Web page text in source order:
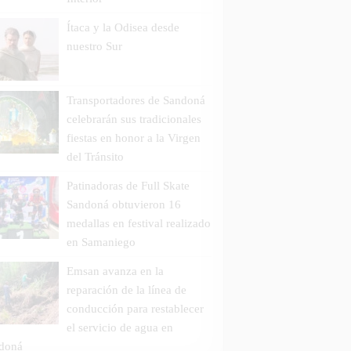
Ítaca y la Odisea desde
nuestro Sur
Transportadores de Sandoná
celebrarán sus tradicionales
fiestas en honor a la Virgen
del Tránsito
Patinadoras de Full Skate
Sandoná obtuvieron 16
medallas en festival realizado
en Samaniego
Emsan avanza en la
reparación de la línea de
conducción para restablecer
el servicio de agua en